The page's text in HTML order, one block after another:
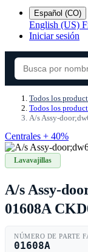
Español (CO)
English (US)
Iniciar sesión
Todos los
Todos los
A/s Assy-
Centrales + 40%
Lavavajillas
A/s Assy-
01608A
NÚMERO DE PARTE
01608A